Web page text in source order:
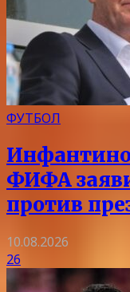
ФУТБОЛ
Инфантино
ФИФА
против
10.08.2026
26